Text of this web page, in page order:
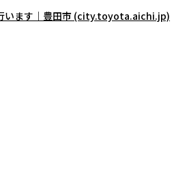
います｜豊田市 (city.toyota.aichi.jp)